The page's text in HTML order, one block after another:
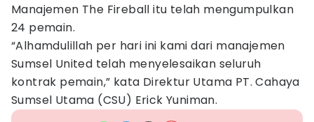
Manajemen The Fireball itu telah mengumpulkan
24 pemain.
“Alhamdulillah per hari ini kami dari manajemen
Sumsel United telah menyelesaikan seluruh
kontrak pemain,” kata Direktur Utama PT. Cahaya
Sumsel Utama (CSU) Erick Yuniman.